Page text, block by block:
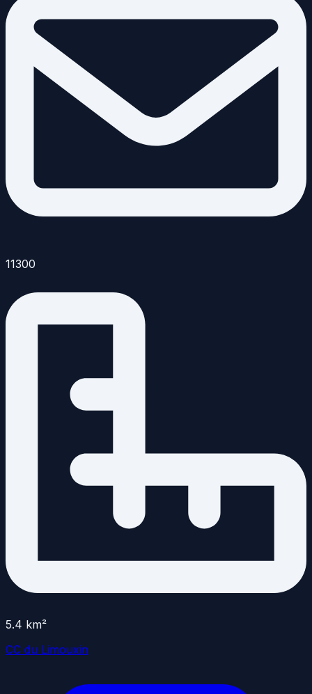
11300
5.4 km²
CC du Limouxin